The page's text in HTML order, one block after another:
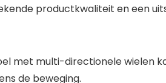
productkwaliteit en een
met multi-directionele wielen
de beweging.